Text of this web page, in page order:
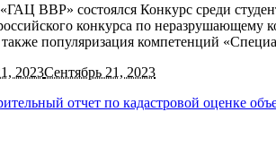
ВВР» состоялся Конкурс среди
конкурса по
популяризация компетенций
2023Сентябрь 21, 2023